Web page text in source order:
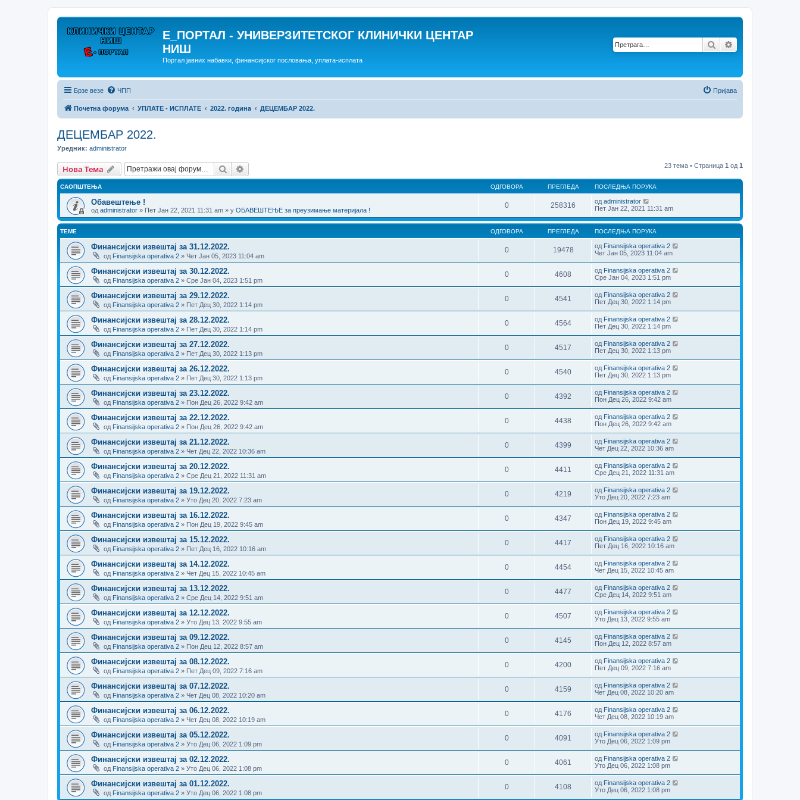
E_ПОРТАЛ - УНИВЕРЗИТЕТСКОГ КЛИНИЧКИ ЦЕНТАР
НИШ
Портал јавних набавки, финансијског пословања, уплата-исплата
Претрага
Брзе везе ЧПП Пријава
Почетна форума УПЛАТЕ - ИСПЛАТЕ 2022. година ДЕЦЕМБАР 2022.
ДЕЦЕМБАР 2022.
Уредник: administrator
Нова Тема Претрага 23 тема • Страница 1 од 1
САОПШТЕЊА ОДГОВОРА ПРЕГЛЕДА ПОСЛЕДЊА ПОРУКА
Обавештење !
од administrator » Пет Јан 22, 2021 11:31 am » у ОБАВЕШТЕЊЕ за преузимање материјала !
0 258316 од administrator
Пет Јан 22, 2021 11:31 am
ТЕМЕ ОДГОВОРА ПРЕГЛЕДА ПОСЛЕДЊА ПОРУКА
Финансијски извештај за 31.12.2022.
од Finansijska operativa 2 » Чет Јан 05, 2023 11:04 am
0 19478 од Finansijska operativa 2
Чет Јан 05, 2023 11:04 am
Финансијски извештај за 30.12.2022.
од Finansijska operativa 2 » Сре Јан 04, 2023 1:51 pm
0 4608 од Finansijska operativa 2
Сре Јан 04, 2023 1:51 pm
Финансијски извештај за 29.12.2022.
од Finansijska operativa 2 » Пет Дец 30, 2022 1:14 pm
0 4541 од Finansijska operativa 2
Пет Дец 30, 2022 1:14 pm
Финансијски извештај за 28.12.2022.
од Finansijska operativa 2 » Пет Дец 30, 2022 1:14 pm
0 4564 од Finansijska operativa 2
Пет Дец 30, 2022 1:14 pm
Финансијски извештај за 27.12.2022.
од Finansijska operativa 2 » Пет Дец 30, 2022 1:13 pm
0 4517 од Finansijska operativa 2
Пет Дец 30, 2022 1:13 pm
Финансијски извештај за 26.12.2022.
од Finansijska operativa 2 » Пет Дец 30, 2022 1:13 pm
0 4540 од Finansijska operativa 2
Пет Дец 30, 2022 1:13 pm
Финансијски извештај за 23.12.2022.
од Finansijska operativa 2 » Пон Дец 26, 2022 9:42 am
0 4392 од Finansijska operativa 2
Пон Дец 26, 2022 9:42 am
Финансијски извештај за 22.12.2022.
од Finansijska operativa 2 » Пон Дец 26, 2022 9:42 am
0 4438 од Finansijska operativa 2
Пон Дец 26, 2022 9:42 am
Финансијски извештај за 21.12.2022.
од Finansijska operativa 2 » Чет Дец 22, 2022 10:36 am
0 4399 од Finansijska operativa 2
Чет Дец 22, 2022 10:36 am
Финансијски извештај за 20.12.2022.
од Finansijska operativa 2 » Сре Дец 21, 2022 11:31 am
0 4411 од Finansijska operativa 2
Сре Дец 21, 2022 11:31 am
Финансијски извештај за 19.12.2022.
од Finansijska operativa 2 » Уто Дец 20, 2022 7:23 am
0 4219 од Finansijska operativa 2
Уто Дец 20, 2022 7:23 am
Финансијски извештај за 16.12.2022.
од Finansijska operativa 2 » Пон Дец 19, 2022 9:45 am
0 4347 од Finansijska operativa 2
Пон Дец 19, 2022 9:45 am
Финансијски извештај за 15.12.2022.
од Finansijska operativa 2 » Пет Дец 16, 2022 10:16 am
0 4417 од Finansijska operativa 2
Пет Дец 16, 2022 10:16 am
Финансијски извештај за 14.12.2022.
од Finansijska operativa 2 » Чет Дец 15, 2022 10:45 am
0 4454 од Finansijska operativa 2
Чет Дец 15, 2022 10:45 am
Финансијски извештај за 13.12.2022.
од Finansijska operativa 2 » Сре Дец 14, 2022 9:51 am
0 4477 од Finansijska operativa 2
Сре Дец 14, 2022 9:51 am
Финансијски извештај за 12.12.2022.
од Finansijska operativa 2 » Уто Дец 13, 2022 9:55 am
0 4507 од Finansijska operativa 2
Уто Дец 13, 2022 9:55 am
Финансијски извештај за 09.12.2022.
од Finansijska operativa 2 » Пон Дец 12, 2022 8:57 am
0 4145 од Finansijska operativa 2
Пон Дец 12, 2022 8:57 am
Финансијски извештај за 08.12.2022.
од Finansijska operativa 2 » Пет Дец 09, 2022 7:16 am
0 4200 од Finansijska operativa 2
Пет Дец 09, 2022 7:16 am
Финансијски извештај за 07.12.2022.
од Finansijska operativa 2 » Чет Дец 08, 2022 10:20 am
0 4159 од Finansijska operativa 2
Чет Дец 08, 2022 10:20 am
Финансијски извештај за 06.12.2022.
од Finansijska operativa 2 » Чет Дец 08, 2022 10:19 am
0 4176 од Finansijska operativa 2
Чет Дец 08, 2022 10:19 am
Финансијски извештај за 05.12.2022.
од Finansijska operativa 2 » Уто Дец 06, 2022 1:09 pm
0 4091 од Finansijska operativa 2
Уто Дец 06, 2022 1:09 pm
Финансијски извештај за 02.12.2022.
од Finansijska operativa 2 » Уто Дец 06, 2022 1:08 pm
0 4061 од Finansijska operativa 2
Уто Дец 06, 2022 1:08 pm
Финансијски извештај за 01.12.2022.
од Finansijska operativa 2 » Уто Дец 06, 2022 1:08 pm
0 4108 од Finansijska operativa 2
Уто Дец 06, 2022 1:08 pm